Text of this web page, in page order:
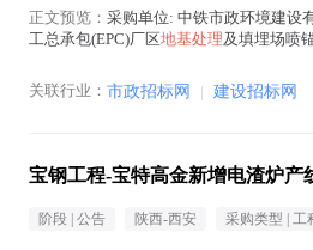
正文预览： 采购单位: 中铁市政环境建设
工总承包(EPC)厂区地基处理及填埋场喷
关联行业： 市政招标网 | 建设招标网
宝钢工程-宝特高金新增电渣炉产
阶段 | 公告 陕西-西安 采购类型 | 工